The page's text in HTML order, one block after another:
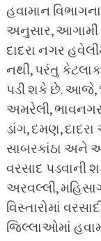
હવામાન
અનુસાર, આગામી
દાદરા નગર
નથી, પરંતુ
પડી શકે છે. આજે,
અમરેલી,
ડાંગ, દમણ,
સાબરકાંઠા અને
વરસાદ પડવાની
અરવલ્લી,
વિસ્તારોમાં
જિલ્લાઓમાં